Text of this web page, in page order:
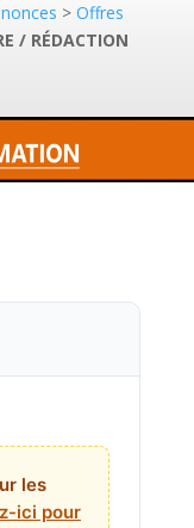
> Offres
/ RÉDACTION
les
ici pour